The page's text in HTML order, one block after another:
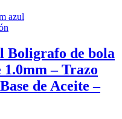
de bola
1.0mm – Trazo
de Aceite –